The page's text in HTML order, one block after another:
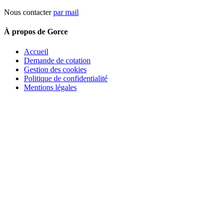
Nous contacterpar mail
À propos de Gorce
Accueil
Demande de cotation
Gestion des cookies
Politique de confidentialité
Mentions légales